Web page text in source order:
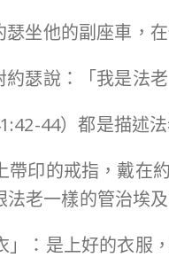
瑟坐他的副座車，
約瑟說：「我是法
44）都是描述
帶印的戒指，戴在
老一樣的管治埃及
」：是上好的衣服